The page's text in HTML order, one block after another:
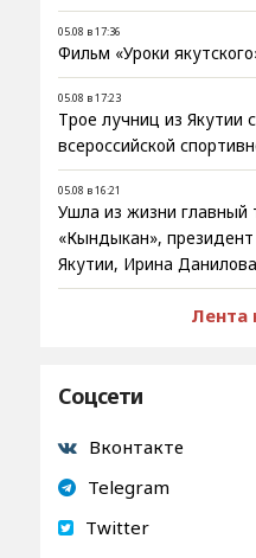
05.08 в 17:36
Фильм «Уроки
05.08 в 17:23
Трое лучниц из Якутии
всероссийской
05.08 в 16:21
Ушла из жизни главный
«Кындыкан»,
Якутии, Ирина Данилова
Лента
Соцсети
Вконтакте
Telegram
Twitter